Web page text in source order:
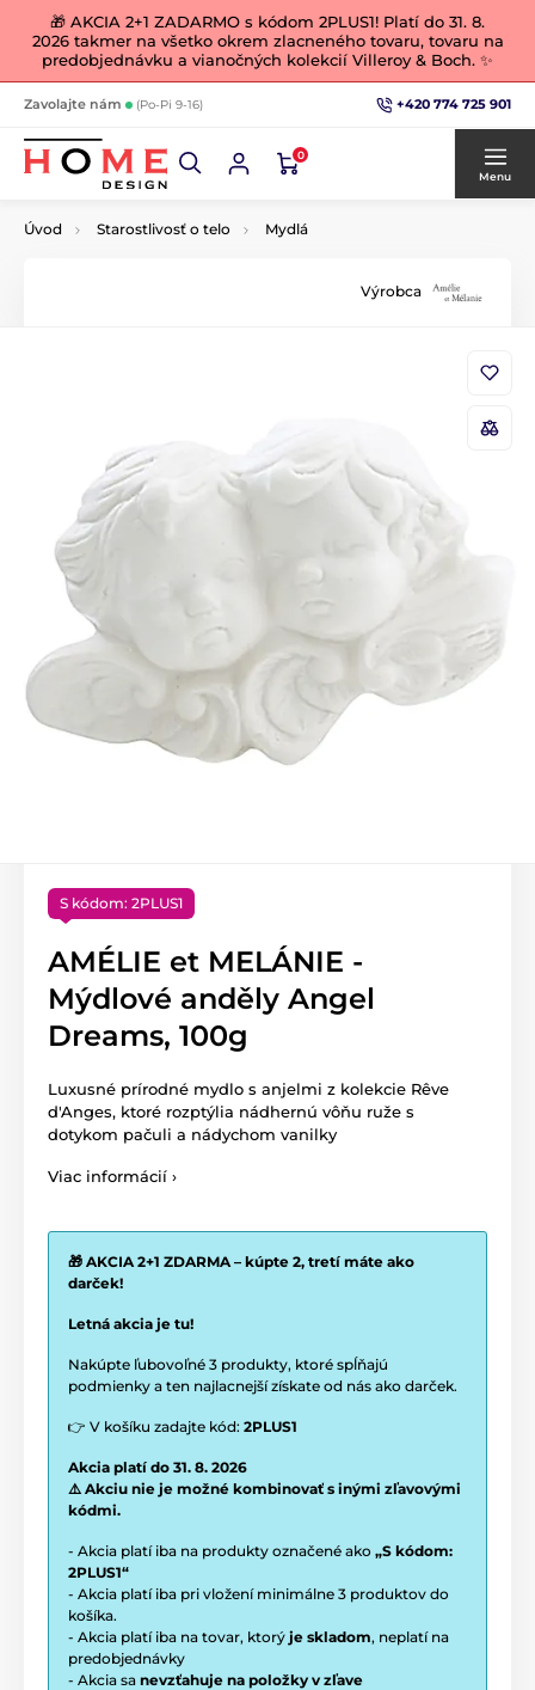
🎁 AKCIA 2+1 ZADARMO s kódom 2PLUS1! Platí do 31. 8.
2026 takmer na všetko okrem zlacneného tovaru, tovaru na
predobjednávku a vianočných kolekcií Villeroy & Boch. ✨
Zavolajte nám (Po-Pi 9-16) +420 774 725 901
0
Menu
Úvod Starostlivosť o telo Mydlá
Výrobca
S kódom: 2PLUS1
AMÉLIE et MELÁNIE -
Mýdlové anděly Angel
Dreams, 100g
Luxusné prírodné mydlo s anjelmi z kolekcie Rêve
d'Anges, ktoré rozptýlia nádhernú vôňu ruže s
dotykom pačuli a nádychom vanilky
Viac informácií ›
🎁 AKCIA 2+1 ZDARMA – kúpte 2, tretí máte ako
darček!
Letná akcia je tu!
Nakúpte ľubovoľné 3 produkty, ktoré spĺňajú
podmienky a ten najlacnejší získate od nás ako darček.
👉 V košíku zadajte kód: 2PLUS1
Akcia platí do 31. 8. 2026
⚠️ Akciu nie je možné kombinovať s inými zľavovými
kódmi.
- Akcia platí iba na produkty označené ako „S kódom:
2PLUS1“
- Akcia platí iba pri vložení minimálne 3 produktov do
košíka.
- Akcia platí iba na tovar, ktorý je skladom, neplatí na
predobjednávky
- Akcia sa nevzťahuje na položky v zľave